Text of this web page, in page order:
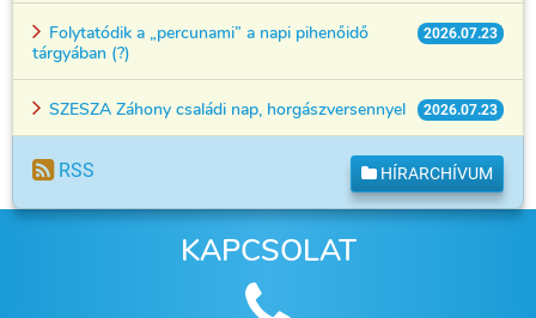
2026.07.23
Folytatódik a „percunami” a napi pihenőidő
tárgyában (?)
2026.07.23
SZESZA Záhony családi nap, horgászversennyel
RSS HÍRARCHÍVUM
KAPCSOLAT